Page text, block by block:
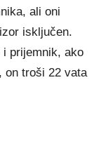
ali oni
isključen.
prijemnik, ako
on troši 22 vata